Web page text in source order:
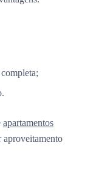
apartamentos
aproveitamento